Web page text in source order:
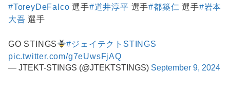
#ToreyDeFalco 選手#道井淳平 選手#都築仁 選手#岩本
大吾 選手
GO STINGS
#ジェイテクトSTINGS
pic.twitter.com/g7eUwsFjAQ
— JTEKT-STINGS (@JTEKTSTINGS) September 9, 2024